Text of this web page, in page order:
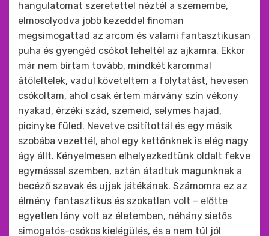
hangulatomat szeretettel néztél a szemembe,
elmosolyodva jobb kezeddel finoman
megsimogattad az arcom és valami fantasztikusan
puha és gyengéd csókot leheltél az ajkamra. Ekkor
már nem bírtam tovább, mindkét karommal
átöleltelek, vadul követeltem a folytatást, hevesen
csókoltam, ahol csak értem márvány szín vékony
nyakad, érzéki szád, szemeid, selymes hajad,
picinyke füled. Nevetve csitítottál és egy másik
szobába vezettél, ahol egy kettőnknek is elég nagy
ágy állt. Kényelmesen elhelyezkedtünk oldalt fekve
egymással szemben, aztán átadtuk magunknak a
becéző szavak és ujjak játékának. Számomra ez az
élmény fantasztikus és szokatlan volt – előtte
egyetlen lány volt az életemben, néhány sietős
simogatós-csókos kielégülés, és a nem túl jól